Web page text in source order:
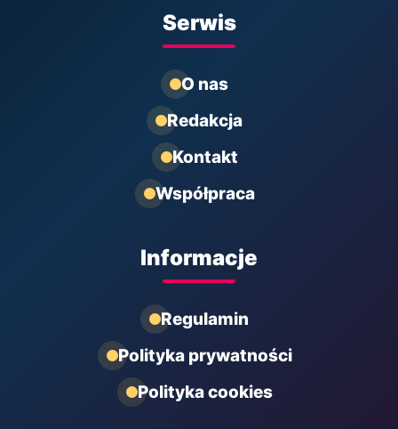
Serwis
O nas
Redakcja
Kontakt
Współpraca
Informacje
Regulamin
Polityka prywatności
Polityka cookies